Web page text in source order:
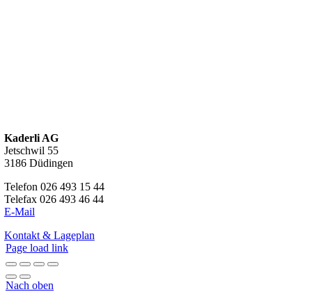
Kaderli AG
Jetschwil 55
3186 Düdingen
Telefon 026 493 15 44
Telefax 026 493 46 44
E-Mail
Kontakt & Lageplan
Page load link
Nach oben